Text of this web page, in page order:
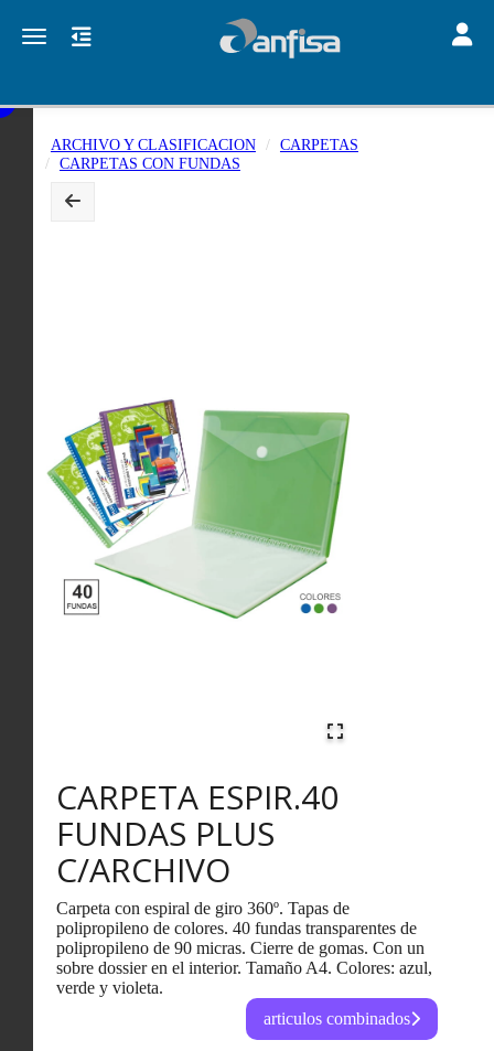
Toggle navigation
ARCHIVO Y CLASIFICACION
CARPETAS
CARPETAS CON FUNDAS
CARPETA ESPIR.40
FUNDAS PLUS
C/ARCHIVO
Carpeta con espiral de giro 360º. Tapas de
polipropileno de colores. 40 fundas transparentes de
polipropileno de 90 micras. Cierre de gomas. Con un
sobre dossier en el interior. Tamaño A4. Colores: azul,
verde y violeta.
articulos combinados